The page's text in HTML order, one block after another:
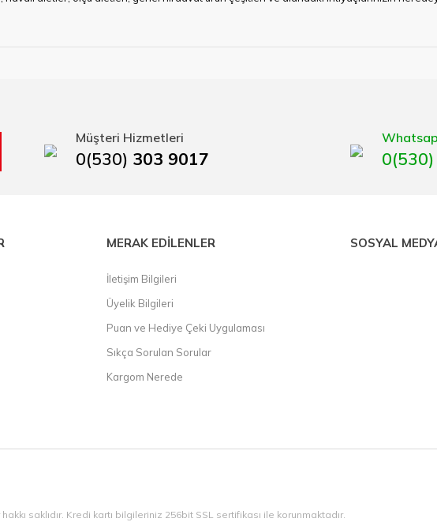
kablo makası, pürmüz, lazerli mesafe ölçme.
Müşteri Hizmetleri
0(530) 303 9017
MERAK EDİLENLER
İletişim Bilgileri
Üyelik Bilgileri
Puan ve Hediye Çeki Uygulaması
Sıkça Sorulan Sorular
Kargom Nerede
SOSYAL
saklıdır. Kredi kartı bilgileriniz 256bit SSL sertifikası ile korunmaktadır.